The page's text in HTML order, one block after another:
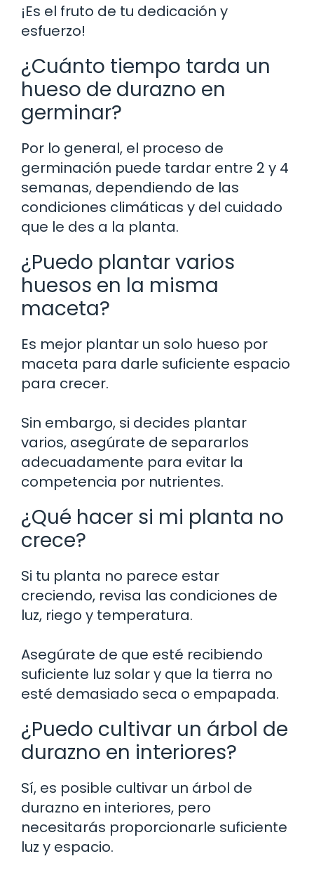
¡Es el fruto de tu dedicación y
esfuerzo!
¿Cuánto tiempo tarda un
hueso de durazno en
germinar?
Por lo general, el proceso de
germinación puede tardar entre 2 y 4
semanas, dependiendo de las
condiciones climáticas y del cuidado
que le des a la planta.
¿Puedo plantar varios
huesos en la misma
maceta?
Es mejor plantar un solo hueso por
maceta para darle suficiente espacio
para crecer.
Sin embargo, si decides plantar
varios, asegúrate de separarlos
adecuadamente para evitar la
competencia por nutrientes.
¿Qué hacer si mi planta no
crece?
Si tu planta no parece estar
creciendo, revisa las condiciones de
luz, riego y temperatura.
Asegúrate de que esté recibiendo
suficiente luz solar y que la tierra no
esté demasiado seca o empapada.
¿Puedo cultivar un árbol de
durazno en interiores?
Sí, es posible cultivar un árbol de
durazno en interiores, pero
necesitarás proporcionarle suficiente
luz y espacio.